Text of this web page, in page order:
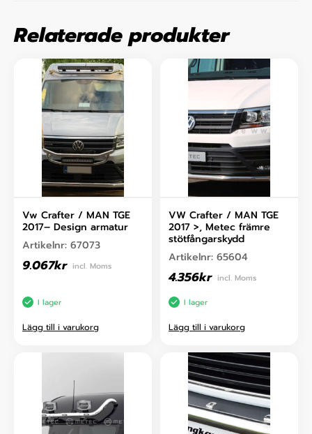
Relaterade produkter
Vw Crafter / MAN TGE
2017– Design armatur
Artikelnr: 67073
9.067kr incl. Moms
I lager
Lägg till i varukorg
VW Crafter / MAN TGE
2017 >, Metec främre
stötfångarskydd
Artikelnr: 65604
4.356kr incl. Moms
I lager
Lägg till i varukorg